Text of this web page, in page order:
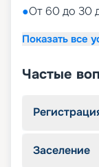
●От 60 до 30
Показать все
Частые
Заселение